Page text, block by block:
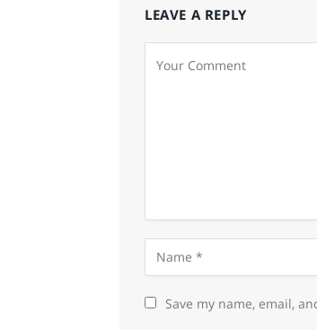
LEAVE A REPLY
Save my name, email,